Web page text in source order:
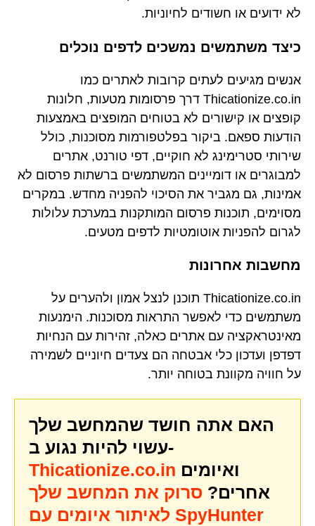
לא ידועים או חשודים לחיוניות.
כיצד משתמשים נמשכים לדפים נוכלים
אנשים מגיעים לעתים קרובות לאתרים כמו
Thicationize.co.in דרך פרסומות מטעות, חלונות
קופצים או קישורים לא בטוחים המופצים באמצעות
הודעות ספאם. ביקור בפלטפורמות מסוכנות, כולל
שירותי סטרימינג לא חוקיים, דפי טורנט, אתרים
למבוגרים או דומיינים המשתמשים ברשתות פרסום לא
אמינות, גם מגביר את הסיכוי להפניה מחדש. במקרים
מסוימים, תוכנות פרסום המותקנות במערכת עלולות
לגרום להפניות אוטומטיות לדפים מטעים.
מחשבות אחרונות
Thicationize.co.in תוכנן לנצל אמון ולהערים על
משתמשים כדי לאפשר התראות מסוכנות. הימנעות
מאינטראקציה עם אתרים כאלה, זהירות עם הנחיות
דפדפן ועדכון כלי אבטחה הם צעדים חיוניים לשמירה
על חוויה מקוונת בטוחה יותר.
האם אתה חושד שהמחשב שלך
עשוי להיות נגוע ב-
Thicationize.co.in
אחרים? סרוק את המחשב שלך
לאיתור איומים עם SpyHunter